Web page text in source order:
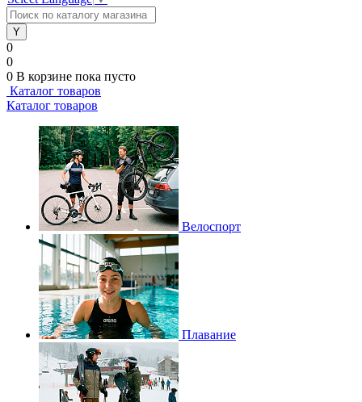
0
0
0 В корзине пока пусто
Каталог товаров
Каталог товаров
Велоспорт
Плавание